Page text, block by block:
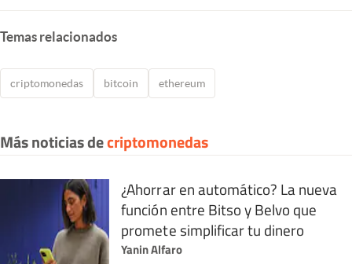
Temas relacionados
criptomonedas bitcoin ethereum
Más noticias decriptomonedas
¿Ahorrar en automático? La nueva
función entre Bitso y Belvo que
promete simplificar tu dinero
Yanin Alfaro